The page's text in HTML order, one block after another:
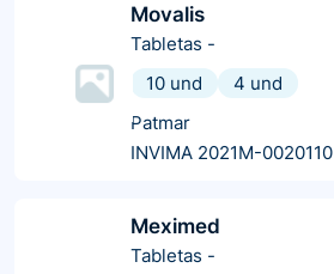
Movalis
Tabletas -
10 und
4 und
Patmar
INVIMA 2021M-0020110
Meximed
Tabletas -